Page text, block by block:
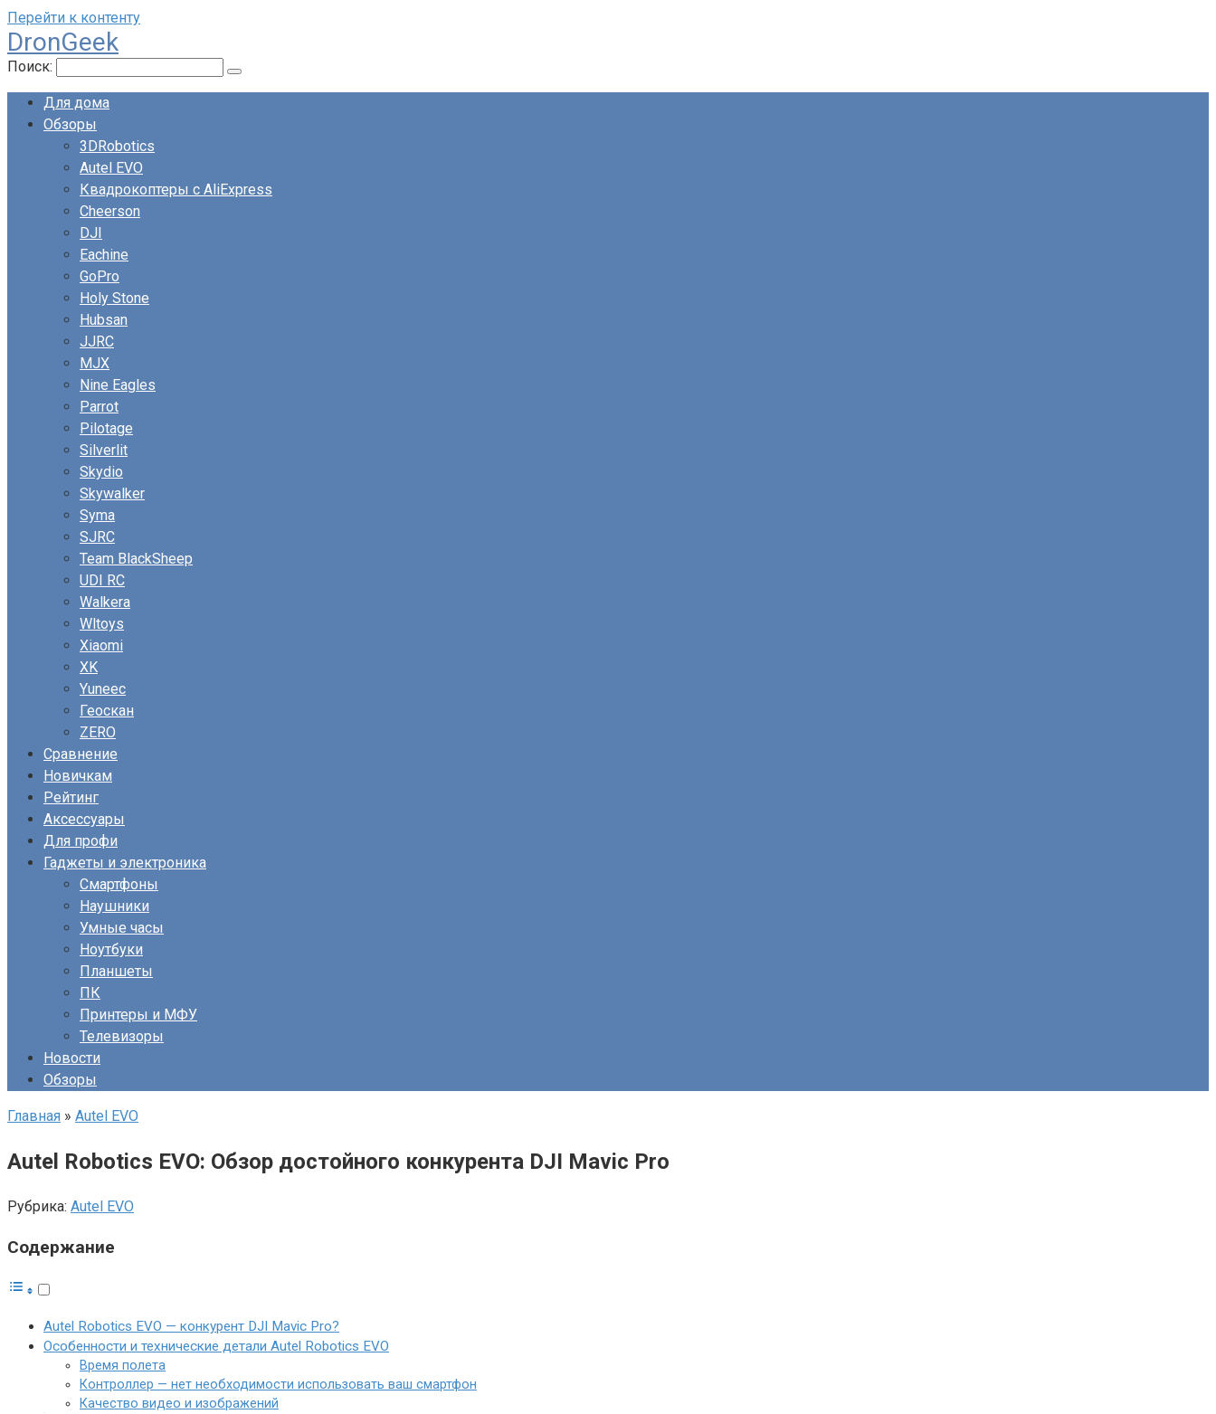
Перейти к контенту
DronGeek
Поиск:
Для дома
Обзоры
3DRobotics
Autel EVO
Квадрокоптеры с AliExpress
Cheerson
DJI
Eachine
GoPro
Holy Stone
Hubsan
JJRC
MJX
Nine Eagles
Parrot
Pilotage
Silverlit
Skydio
Skywalker
Syma
SJRC
Team BlackSheep
UDI RC
Walkera
Wltoys
Xiaomi
XK
Yuneec
Геоскан
ZERO
Сравнение
Новичкам
Рейтинг
Аксессуары
Для профи
Гаджеты и электроника
Смартфоны
Наушники
Умные часы
Ноутбуки
Планшеты
ПК
Принтеры и МФУ
Телевизоры
Новости
Обзоры
Главная » Autel EVO
Autel Robotics EVO: Обзор достойного конкурента DJI Mavic Pro
Рубрика: Autel EVO
Содержание
Autel Robotics EVO — конкурент DJI Mavic Pro?
Особенности и технические детали Autel Robotics EVO
Время полета
Контроллер — нет необходимости использовать ваш смартфон
Качество видео и изображений